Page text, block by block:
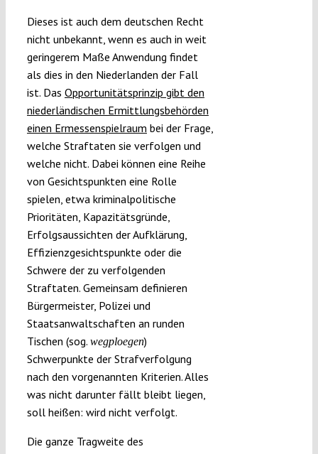
Dieses ist auch dem deutschen Recht
nicht unbekannt, wenn es auch in weit
geringerem Maße Anwendung findet
als dies in den Niederlanden der Fall
ist. Das Opportunitätsprinzip gibt den
niederländischen Ermittlungsbehörden
einen Ermessenspielraum bei der Frage,
welche Straftaten sie verfolgen und
welche nicht. Dabei können eine Reihe
von Gesichtspunkten eine Rolle
spielen, etwa kriminalpolitische
Prioritäten, Kapazitätsgründe,
Erfolgsaussichten der Aufklärung,
Effizienzgesichtspunkte oder die
Schwere der zu verfolgenden
Straftaten. Gemeinsam definieren
Bürgermeister, Polizei und
Staatsanwaltschaften an runden
Tischen (sog. wegploegen)
Schwerpunkte der Strafverfolgung
nach den vorgenannten Kriterien. Alles
was nicht darunter fällt bleibt liegen,
soll heißen: wird nicht verfolgt.
Die ganze Tragweite des